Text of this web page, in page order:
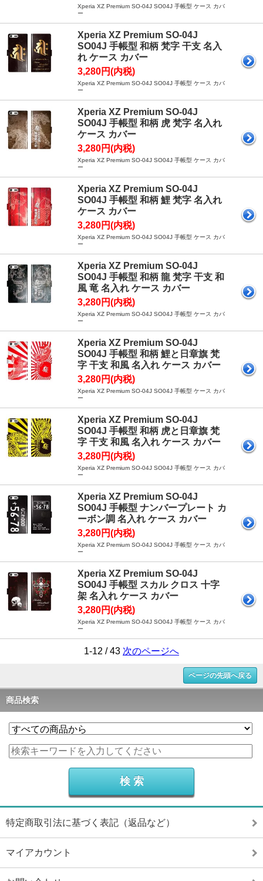
Xperia XZ Premium SO-04J SO04J 手帳型 ケース カバ
ー
Xperia XZ Premium SO-04J
SO04J 手帳型 和柄 梵字 干支 名入
れ ケース カバー
3,280円(内税)
Xperia XZ Premium SO-04J SO04J 手帳型 ケース カバ
ー
Xperia XZ Premium SO-04J
SO04J 手帳型 和柄 虎 梵字 名入れ
ケース カバー
3,280円(内税)
Xperia XZ Premium SO-04J SO04J 手帳型 ケース カバ
ー
Xperia XZ Premium SO-04J
SO04J 手帳型 和柄 鯉 梵字 名入れ
ケース カバー
3,280円(内税)
Xperia XZ Premium SO-04J SO04J 手帳型 ケース カバ
ー
Xperia XZ Premium SO-04J
SO04J 手帳型 和柄 龍 梵字 干支 和
風 竜 名入れ ケース カバー
3,280円(内税)
Xperia XZ Premium SO-04J SO04J 手帳型 ケース カバ
ー
Xperia XZ Premium SO-04J
SO04J 手帳型 和柄 鯉と日章旗 梵
字 干支 和風 名入れ ケース カバー
3,280円(内税)
Xperia XZ Premium SO-04J SO04J 手帳型 ケース カバ
ー
Xperia XZ Premium SO-04J
SO04J 手帳型 和柄 虎と日章旗 梵
字 干支 和風 名入れ ケース カバー
3,280円(内税)
Xperia XZ Premium SO-04J SO04J 手帳型 ケース カバ
ー
Xperia XZ Premium SO-04J
SO04J 手帳型 ナンバープレート カ
ーボン調 名入れ ケース カバー
3,280円(内税)
Xperia XZ Premium SO-04J SO04J 手帳型 ケース カバ
ー
Xperia XZ Premium SO-04J
SO04J 手帳型 スカル クロス 十字
架 名入れ ケース カバー
3,280円(内税)
Xperia XZ Premium SO-04J SO04J 手帳型 ケース カバ
ー
1-12 / 43 次のページへ
ページの先頭へ戻る
商品検索
特定商取引法に基づく表記（返品など）
マイアカウント